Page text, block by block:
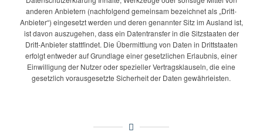
anderen Anbietern (nachfolgend gemeinsam bezeichnet als „Dritt-
Anbieter“) eingesetzt werden und deren genannter Sitz im Ausland ist,
ist davon auszugehen, dass ein Datentransfer in die Sitzstaaten der
Dritt-Anbieter stattfindet. Die Übermittlung von Daten in Drittstaaten
erfolgt entweder auf Grundlage einer gesetzlichen Erlaubnis, einer
Einwilligung der Nutzer oder spezieller Vertragsklauseln, die eine
gesetzlich vorausgesetzte Sicherheit der Daten gewährleisten.